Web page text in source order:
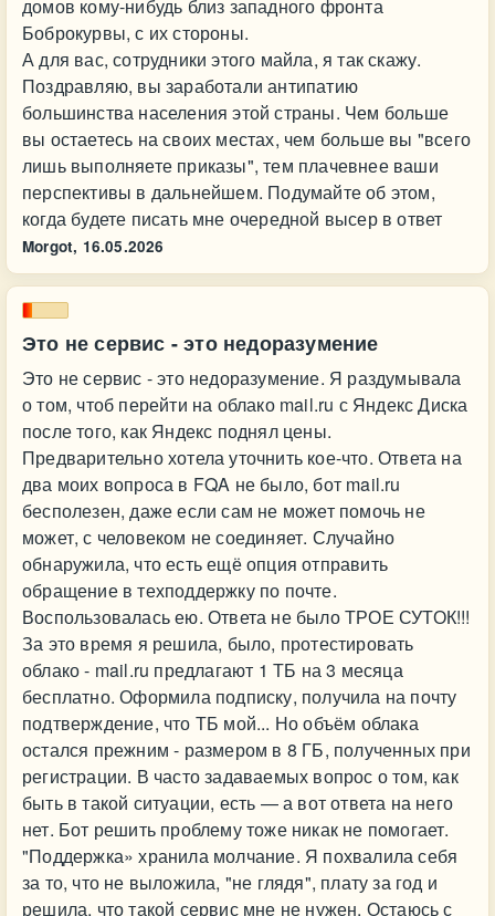
домов кому-нибудь близ западного фронта
Боброкурвы, с их стороны.
А для вас, сотрудники этого майла, я так скажу.
Поздравляю, вы заработали антипатию
большинства населения этой страны. Чем больше
вы остаетесь на своих местах, чем больше вы "всего
лишь выполняете приказы", тем плачевнее ваши
перспективы в дальнейшем. Подумайте об этом,
когда будете писать мне очередной высер в ответ
Morgot, 16.05.2026
Это не сервис - это недоразумение
Это не сервис - это недоразумение. Я раздумывала
о том, чтоб перейти на облако mail.ru с Яндекс Диска
после того, как Яндекс поднял цены.
Предварительно хотела уточнить кое-что. Ответа на
два моих вопроса в FQA не было, бот mail.ru
бесполезен, даже если сам не может помочь не
может, с человеком не соединяет. Случайно
обнаружила, что есть ещё опция отправить
обращение в техподдержку по почте.
Воспользовалась ею. Ответа не было ТРОЕ СУТОК!!!
За это время я решила, было, протестировать
облако - mail.ru предлагают 1 ТБ на 3 месяца
бесплатно. Оформила подписку, получила на почту
подтверждение, что ТБ мой... Но объём облака
остался прежним - размером в 8 ГБ, полученных при
регистрации. В часто задаваемых вопрос о том, как
быть в такой ситуации, есть — а вот ответа на него
нет. Бот решить проблему тоже никак не помогает.
"Поддержка» хранила молчание. Я похвалила себя
за то, что не выложила, "не глядя", плату за год и
решила, что такой сервис мне не нужен. Остаюсь с